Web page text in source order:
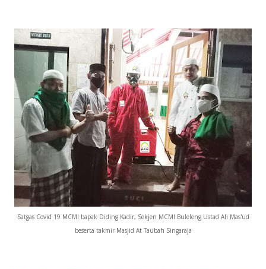
Satgas Covid 19 MCMI bapak Diding Kadir, Sekjen MCMI Buleleng Ustad Ali Mas'ud
beserta takmir Masjid At Taubah Singaraja